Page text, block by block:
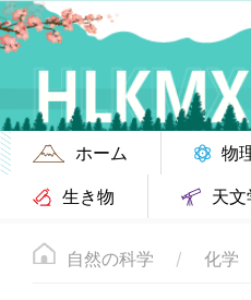
ホーム 物
生き物
天文
自然の科学 化学